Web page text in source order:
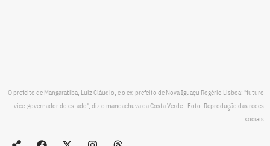
O prefeito de Mangaratiba, Luiz Cláudio, e o ex-prefeito de Nova Iguaçu Rogério Lisboa: "futuro
vice-governador do estado", diz o mandachuva da Costa Verde - Foto: Reprodução das redes
sociais